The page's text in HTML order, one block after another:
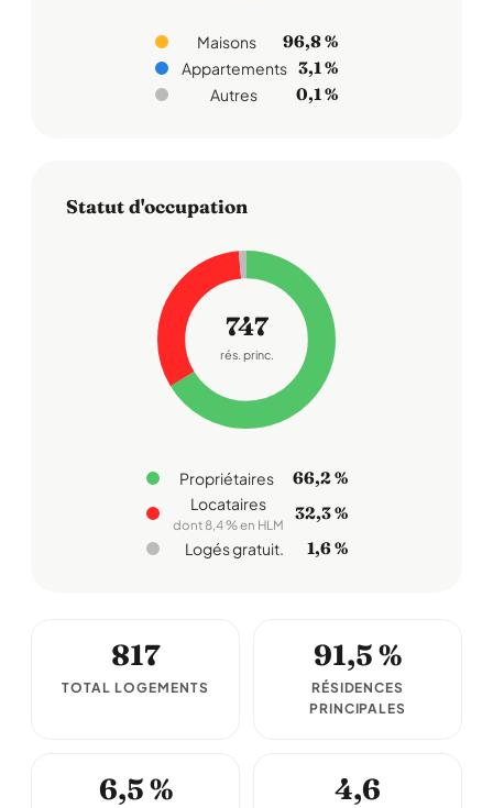
Maisons 96,8 %
Appartements 3,1 %
Autres 0,1 %
Statut d'occupation
747
rés. princ.
Propriétaires 66,2 %
Locataires
dont 8,4 % en HLM
32,3 %
Logés gratuit. 1,6 %
817
TOTAL LOGEMENTS
91,5 %
RÉSIDENCES
PRINCIPALES
6,5 % 4,6